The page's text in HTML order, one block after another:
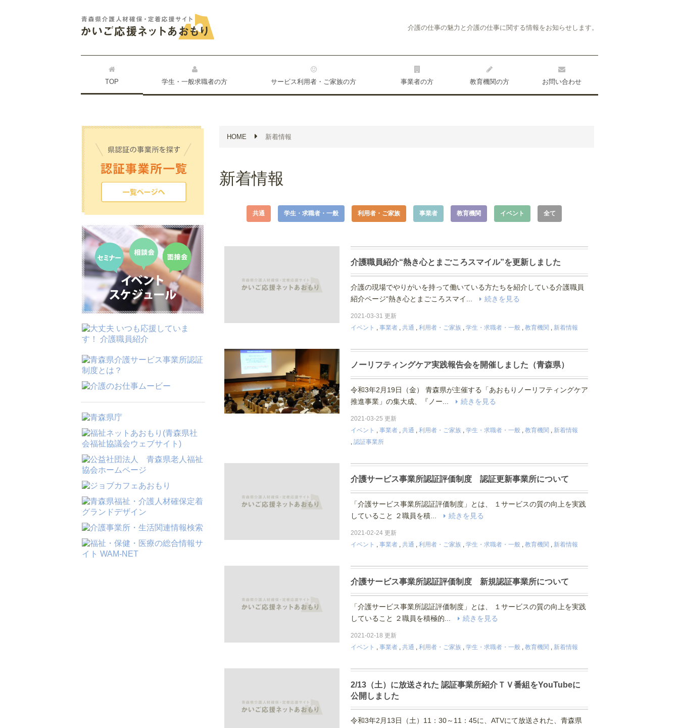
介護の仕事の魅力と介護の仕事に関する情報をお知らせします。
TOP 学生・一般求職者の方 サービス利用者・ご家族の方 事業者の方 教育機関の方 お問い合わせ
HOME 新着情報
新着情報
共通 学生・求職者・一般 利用者・ご家族 事業者 教育機関 イベント 全て
介護職員紹介“熱き心とまごころスマイル”を更新しました
介護の現場でやりがいを持って働いている方たちを紹介している介護職員
紹介ページ“熱き心とまごころスマイ...
続きを見る
2021-03-31 更新
イベント
事業者, 共通 利用者・ご家族, 学生・求職者・一般, 教育機関 新着情報
ノーリフティングケア実践報告会を開催しました（青森県）
令和3年2月19日（金） 青森県が主催する「あおもりノーリフティングケア
推進事業」の集大成、『ノー...
続きを見る
2021-03-25 更新
イベント
事業者, 共通 利用者・ご家族, 学生・求職者・一般, 教育機関
新着情報
認証事業所
介護サービス事業所認証評価制度 認証更新事業所について
「介護サービス事業所認証評価制度」とは、 １サービスの質の向上を実践
していること ２職員を積...
続きを見る
2021-02-24 更新
イベント
事業者, 共通 利用者・ご家族, 学生・求職者・一般, 教育機関 新着情報
介護サービス事業所認証評価制度 新規認証事業所について
「介護サービス事業所認証評価制度」とは、 １サービスの質の向上を実践
していること ２職員を積極的...
続きを見る
2021-02-18 更新
イベント
事業者, 共通 利用者・ご家族, 学生・求職者・一般, 教育機関 新着情報
2/13（土）に放送された 認証事業所紹介ＴＶ番組をYouTubeに
公開しました
令和3年2月13日（土）11：30～11：45に、ATVにて放送された、青森県